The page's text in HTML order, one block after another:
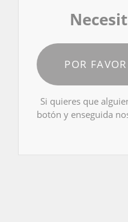
POR
Si quieres que
botón y enseguida